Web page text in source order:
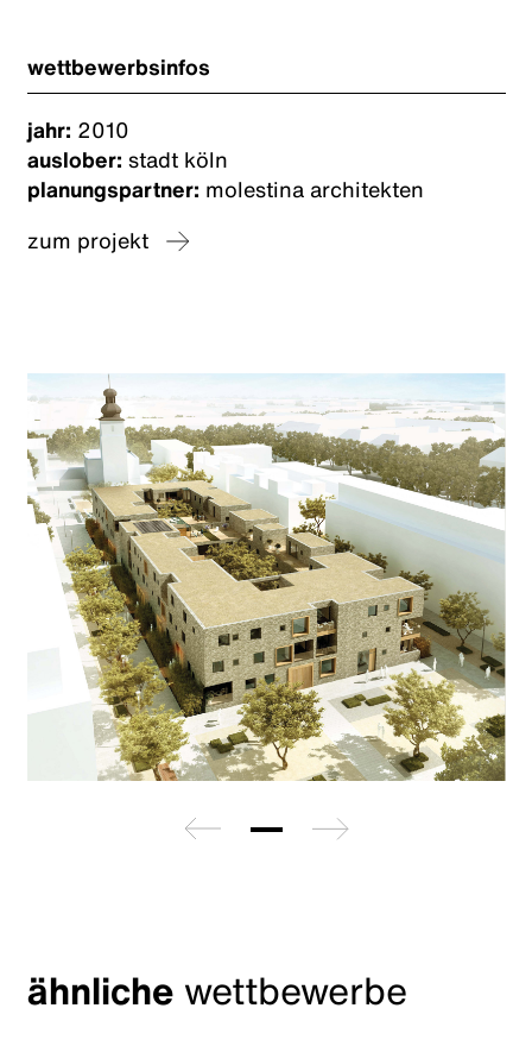
wettbewerbsinfos
jahr: 2010
auslober: stadt köln
planungspartner: molestina architekten
zum projekt
zurück weiter
ähnlichewettbewerbe